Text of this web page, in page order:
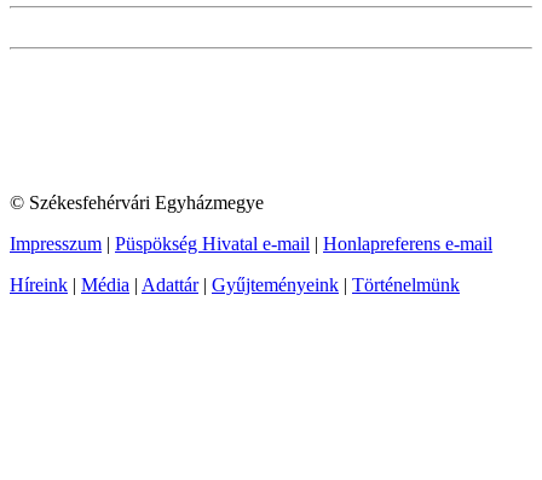
© Székesfehérvári Egyházmegye
Impresszum | Püspökség Hivatal e-mail | Honlapreferens e-mail
Híreink | Média | Adattár| Gyűjteményeink | Történelmünk